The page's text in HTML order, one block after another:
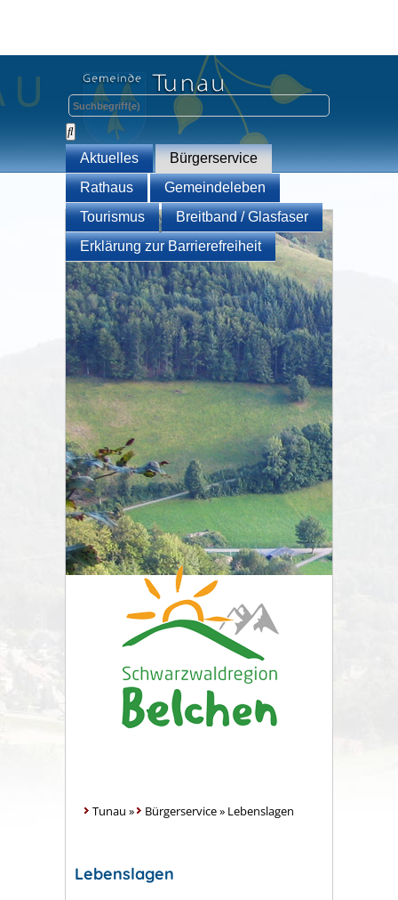
Aktuelles
Bürgerservice
Rathaus
Gemeindeleben
Tourismus
Breitband / Glasfaser
Erklärung zur Barrierefreiheit
Tunau » Bürgerservice» Lebenslagen
Lebenslagen